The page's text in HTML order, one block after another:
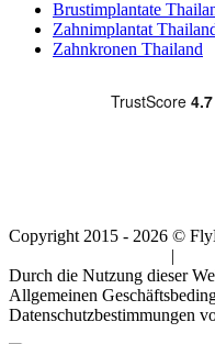
Brustimplantate
Zahnimplantat
Zahnkronen Thailand
Copyright 2015 - 2026 ©
|
Durch die Nutzung dieser
Allgemeinen
Datenschutzbestimmungen